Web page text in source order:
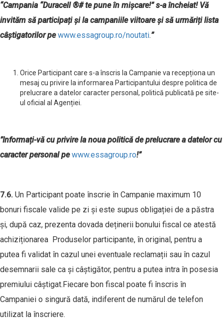
“Campania “Duracell ®# te pune în mișcare!”s-a încheiat! Vă
invităm să participați și la campaniile viitoare și să urmăriți lista
câștigatorilor pe www.essagroup.ro/noutati.”
Orice Participant care s-a înscris la Campanie va recepționa un
mesaj cu privire la informarea Participantului despre politica de
prelucrare a datelor caracter personal, politică publicată pe site-
ul oficial al Agenției.
’’Informați-vă cu privire la noua politică de prelucrare a datelor cu
caracter personal pe www.essagroup.ro!”
7.6. Un Participant poate înscrie în Campanie maximum 10
bonuri fiscale valide pe zi și este supus obligației de a păstra
și, după caz, prezenta dovada deținerii bonului fiscal ce atestă
achiziționarea Produselor participante, în original, pentru a
putea fi validat în cazul unei eventuale reclamații sau în cazul
desemnarii sale ca și câștigător, pentru a putea intra în posesia
premiului câștigat.Fiecare bon fiscal poate fi înscris în
Campaniei o singură dată, indiferent de numărul de telefon
utilizat la înscriere.